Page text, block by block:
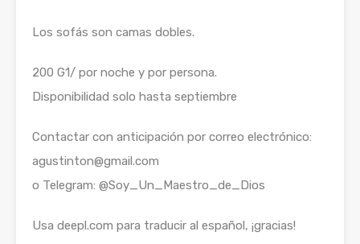
Los sofás son camas dobles.
200 G1/ por noche y por persona.
Disponibilidad solo hasta septiembre
Contactar con anticipación por correo electrónico:
agustinton@gmail.com
o Telegram: @Soy_Un_Maestro_de_Dios
Usa deepl.com para traducir al español, ¡gracias!